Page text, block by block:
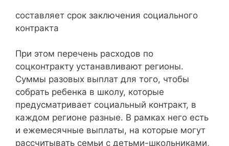
составляет срок заключения социального
контракта
При этом перечень расходов по
соцконтракту устанавливают регионы.
Суммы разовых выплат для того, чтобы
собрать ребенка в школу, которые
предусматривает социальный контракт, в
каждом регионе разные. В рамках него есть
и ежемесячные выплаты, на которые могут
рассчитывать семьи с детьми-школьниками,